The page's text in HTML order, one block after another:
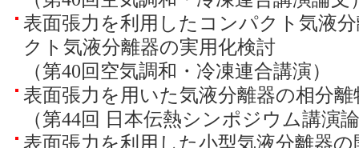
表面張力を利用したコンパクト気液
クト気液分離器の実用化検討
（第40回空気調和・冷凍連合講演）
表面張力を用いた気液分離器の相分
（第44回 日本伝熱シンポジウム講演
表面張力を利用した小型気液分離器の